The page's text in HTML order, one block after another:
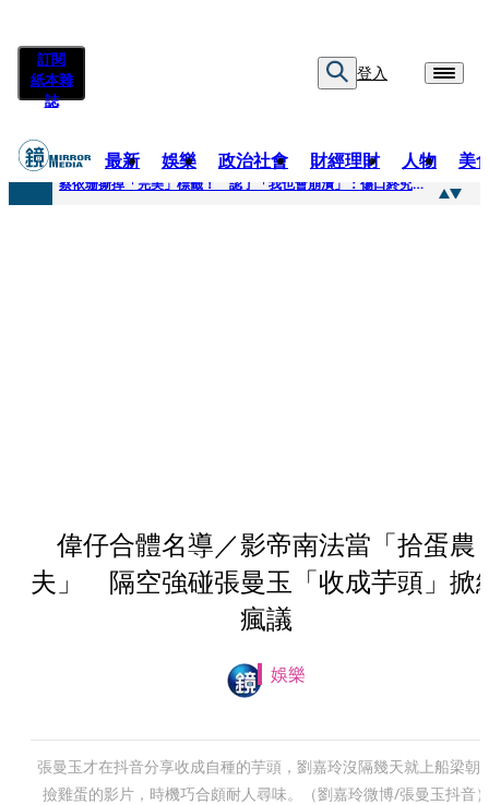
訂閱
紙本雜
誌
登入
最新 娛樂 政治社會 財經理財 人物 美
快訊
蔡依珊撕掉「完美」標籤！ 認了「我也會崩潰」：傷口終究會癒合
偉仔合體名導／影帝南法當「拾蛋農
夫」 隔空強碰張曼玉「收成芋頭」掀
瘋議
娛樂
張曼玉才在抖音分享收成自種的芋頭，劉嘉玲沒隔幾天就上船梁朝
撿雞蛋的影片，時機巧合頗耐人尋味。（劉嘉玲微博/張曼玉抖音